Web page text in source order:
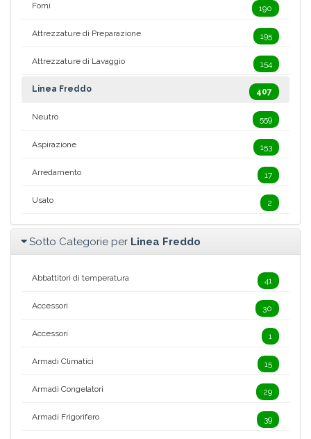
Forni 190
Attrezzature di Preparazione 195
Attrezzature di Lavaggio 154
Linea Freddo 407
Neutro 559
Aspirazione 153
Arredamento 17
Usato 2
Sotto Categorie per Linea Freddo
Abbattitori di temperatura 41
Accessori 30
Accessori 1
Armadi Climatici 15
Armadi Congelatori 29
Armadi Frigorifero 39